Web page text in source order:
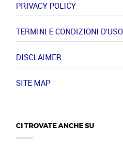
PRIVACY POLICY
TERMINI E CONDIZIONI D'USO
DISCLAIMER
SITE MAP
CI TROVATE ANCHE SU